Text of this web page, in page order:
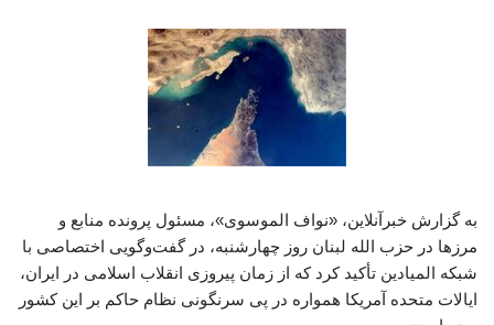
به گزارش خبرآنلاین، «نواف الموسوی»، مسئول پرونده منابع و
مرزها در حزب ‌الله لبنان روز چهارشنبه، در گفت‌وگویی اختصاصی با
شبکه المیادین تأکید کرد که از زمان پیروزی انقلاب اسلامی در ایران،
ایالات متحده آمریکا همواره در پی سرنگونی نظام حاکم بر این کشور